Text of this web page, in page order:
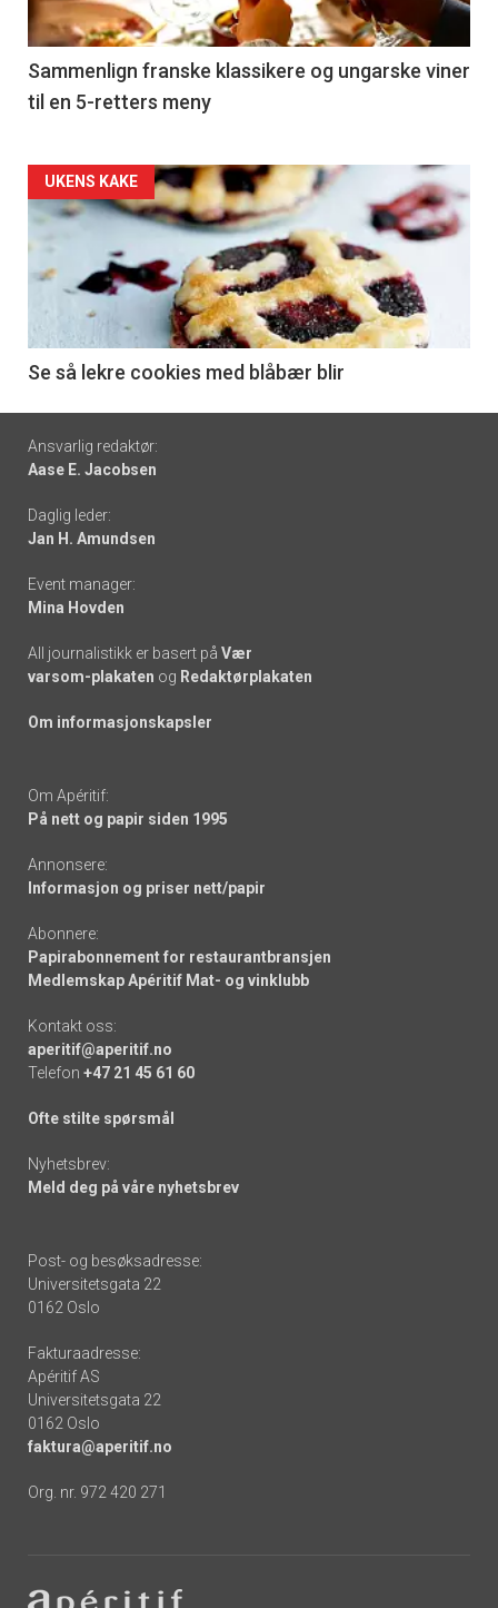
-
5
Sammenlign franske klassikere og ungarske viner
til en 5-retters meny
Forsiden
akkurat
nå
6
UKENS KAKE
Se så lekre cookies med blåbær blir
Footer
-
links
Ansvarlig redaktør:
Aase E. Jacobsen
Daglig leder:
Jan H. Amundsen
Event manager:
Mina Hovden
All journalistikk er basert på Vær
varsom-plakaten og Redaktørplakaten
Om informasjonskapsler
Om Apéritif:
På nett og papir siden 1995
Annonsere:
Informasjon og priser nett/papir
Abonnere:
Papirabonnement for restaurantbransjen
Medlemskap Apéritif Mat- og vinklubb
Kontakt oss:
aperitif@aperitif.no
Telefon +47 21 45 61 60
Ofte stilte spørsmål
Nyhetsbrev:
Meld deg på våre nyhetsbrev
Post- og besøksadresse:
Universitetsgata 22
0162 Oslo
Fakturaadresse:
Apéritif AS
Universitetsgata 22
0162 Oslo
faktura@aperitif.no
Org. nr. 972 420 271